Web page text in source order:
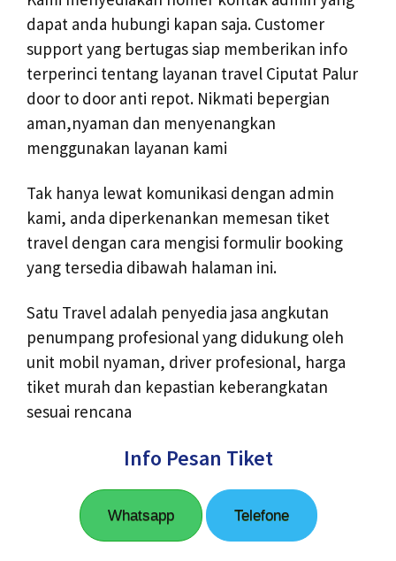
dapat anda hubungi kapan saja. Customer
support yang bertugas siap memberikan info
terperinci tentang layanan travel Ciputat Palur
door to door anti repot. Nikmati bepergian
aman,nyaman dan menyenangkan
menggunakan layanan kami
Tak hanya lewat komunikasi dengan admin
kami, anda diperkenankan memesan tiket
travel dengan cara mengisi formulir booking
yang tersedia dibawah halaman ini.
Satu Travel adalah penyedia jasa angkutan
penumpang profesional yang didukung oleh
unit mobil nyaman, driver profesional, harga
tiket murah dan kepastian keberangkatan
sesuai rencana
Info Pesan Tiket
Whatsapp Telefone